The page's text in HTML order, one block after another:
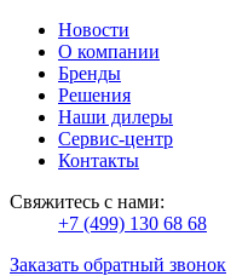
Новости
О компании
Бренды
Решения
Наши дилеры
Сервис-центр
Контакты
Свяжитесь с нами:
+7 (499) 130 68 68
Заказать обратный звонок